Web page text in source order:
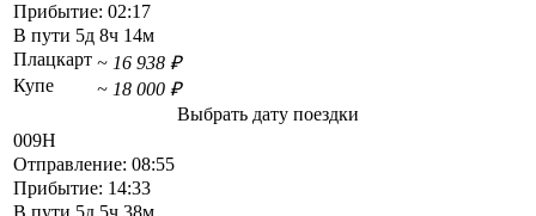
Прибытие: 02:17
В пути 5д 8ч 14м
Плацкарт ~ 16 938 ₽
Купе
~ 18 000 ₽
Выбрать дату поездки
009Н
Отправление: 08:55
Прибытие: 14:33